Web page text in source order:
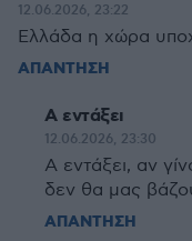
12.06.2026, 23:22
Ελλάδα η χώρα
ΑΠΑΝΤΗΣΗ
Α εντάξει
12.06.2026, 23:30
Α εντάξει, αν
δεν θα μας
ΑΠΑΝΤΗΣΗ